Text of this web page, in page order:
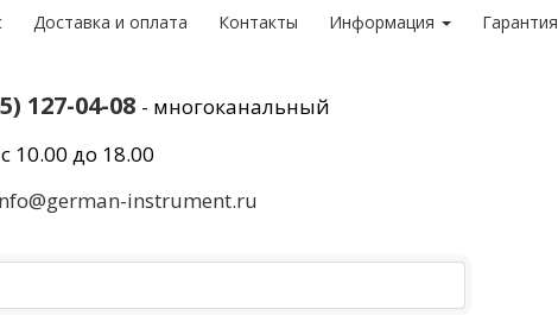
Доставка и оплата Контакты Информация Гарантия
127-04-08 - многоканальный
10.00 до 18.00
instrument.ru